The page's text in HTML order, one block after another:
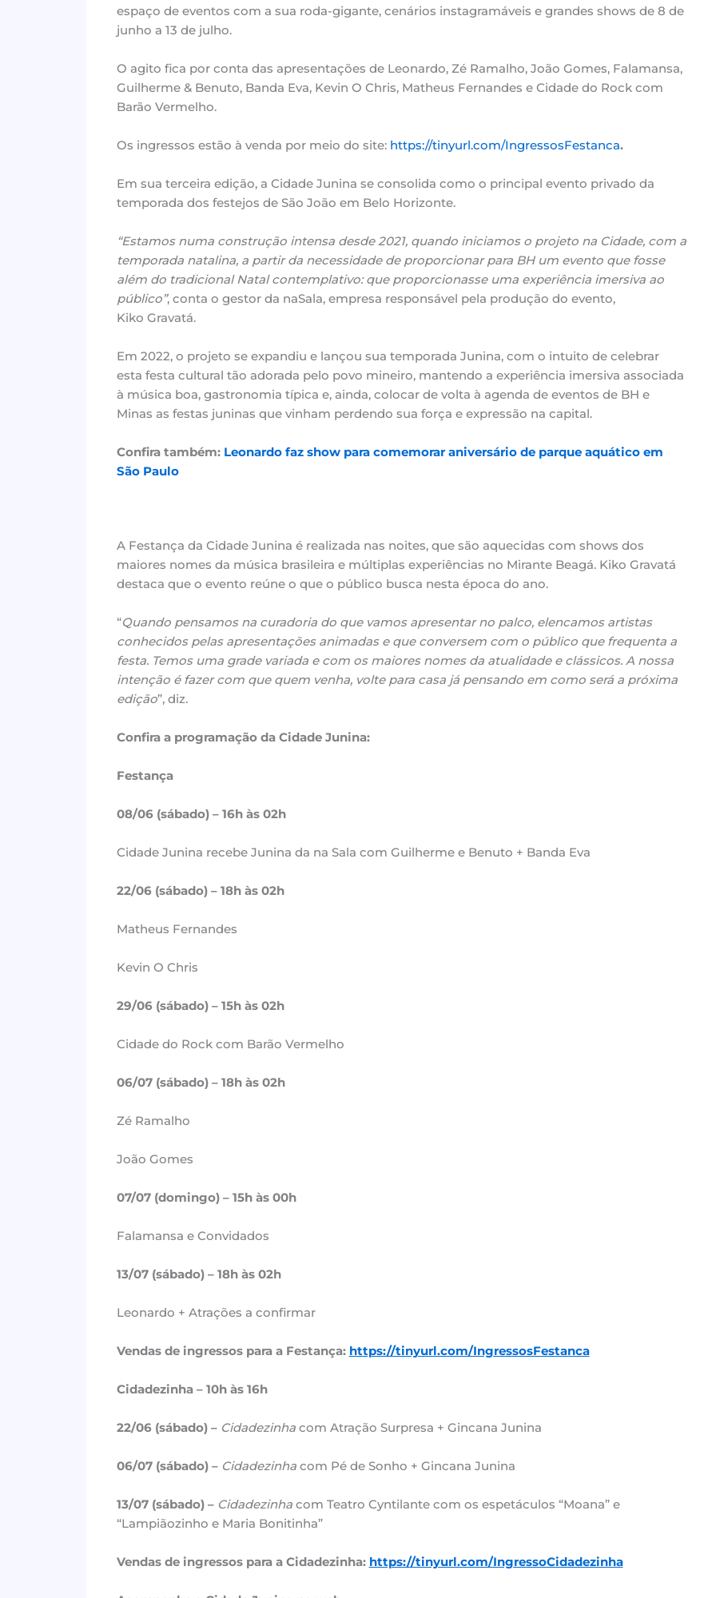
espaço de eventos com a sua roda-gigante, cenários instagramáveis e grandes shows de 8 de
junho a 13 de julho.
O agito fica por conta das apresentações de Leonardo, Zé Ramalho, João Gomes, Falamansa,
Guilherme & Benuto, Banda Eva, Kevin O Chris, Matheus Fernandes e Cidade do Rock com
Barão Vermelho.
Os ingressos estão à venda por meio do site: https://tinyurl.com/IngressosFestanca.
Em sua terceira edição, a Cidade Junina se consolida como o principal evento privado da
temporada dos festejos de São João em Belo Horizonte.
“Estamos numa construção intensa desde 2021, quando iniciamos o projeto na Cidade, com a
temporada natalina, a partir da necessidade de proporcionar para BH um evento que fosse
além do tradicional Natal contemplativo: que proporcionasse uma experiência imersiva ao
público”, conta o gestor da naSala, empresa responsável pela produção do evento,
Kiko Gravatá.
Em 2022, o projeto se expandiu e lançou sua temporada Junina, com o intuito de celebrar
esta festa cultural tão adorada pelo povo mineiro, mantendo a experiência imersiva associada
à música boa, gastronomia típica e, ainda, colocar de volta à agenda de eventos de BH e
Minas as festas juninas que vinham perdendo sua força e expressão na capital.
Confira também: Leonardo faz show para comemorar aniversário de parque aquático em
São Paulo
A Festança da Cidade Junina é realizada nas noites, que são aquecidas com shows dos
maiores nomes da música brasileira e múltiplas experiências no Mirante Beagá. Kiko Gravatá
destaca que o evento reúne o que o público busca nesta época do ano.
“Quando pensamos na curadoria do que vamos apresentar no palco, elencamos artistas
conhecidos pelas apresentações animadas e que conversem com o público que frequenta a
festa. Temos uma grade variada e com os maiores nomes da atualidade e clássicos. A nossa
intenção é fazer com que quem venha, volte para casa já pensando em como será a próxima
edição”, diz.
Confira a programação da Cidade Junina:
Festança
08/06 (sábado) – 16h às 02h
Cidade Junina recebe Junina da na Sala com Guilherme e Benuto + Banda Eva
22/06 (sábado) – 18h às 02h
Matheus Fernandes
Kevin O Chris
29/06 (sábado) – 15h às 02h
Cidade do Rock com Barão Vermelho
06/07 (sábado) – 18h às 02h
Zé Ramalho
João Gomes
07/07 (domingo) – 15h às 00h
Falamansa e Convidados
13/07 (sábado) – 18h às 02h
Leonardo + Atrações a confirmar
Vendas de ingressos para a Festança: https://tinyurl.com/IngressosFestanca
Cidadezinha – 10h às 16h
22/06 (sábado) – Cidadezinhacom Atração Surpresa + Gincana Junina
06/07 (sábado) – Cidadezinhacom Pé de Sonho + Gincana Junina
13/07 (sábado) – Cidadezinhacom Teatro Cyntilante com os espetáculos “Moana” e
“Lampiãozinho e Maria Bonitinha”
Vendas de ingressos para a Cidadezinha: https://tinyurl.com/IngressoCidadezinha